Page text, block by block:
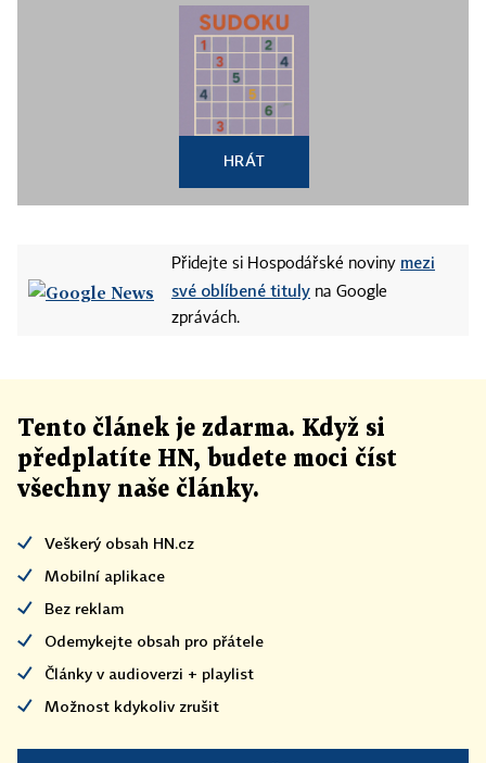
HRÁT
Přidejte si Hospodářské noviny mezi
své oblíbené tituly na Google
zprávách.
Tento článek je zdarma. Když si
předplatíte HN, budete moci číst
všechny naše články.
Veškerý obsah HN.cz
Mobilní aplikace
Bez reklam
Odemykejte obsah pro přátele
Články v audioverzi + playlist
Možnost kdykoliv zrušit